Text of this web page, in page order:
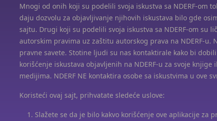
Mnogi od onih koji su podelili svoja iskustva sa NDERF-om
daju dozvolu za objavljivanje njihovih iskustava bilo gde
sajtu. Drugi koji su podelili svoja iskustva sa NDERF-om su
autorskim pravima uz zaštitu autorskog prava na NDERF-u.
pravne savete. Stotine ljudi su nas kontaktirale kako bi
korišćenje iskustava objavljenih na NDERF-u za svoje
medijima. NDERF NE kontaktira osobe sa iskustvima u ove
Koristeći ovaj sajt, prihvatate sledeće uslove:
Slažete se da je bilo kakvo korišćenje ove aplikacije za